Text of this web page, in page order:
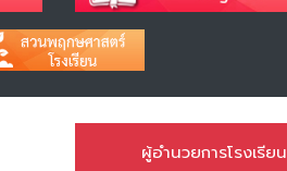
ผู้อำนวยการโรงเรียน